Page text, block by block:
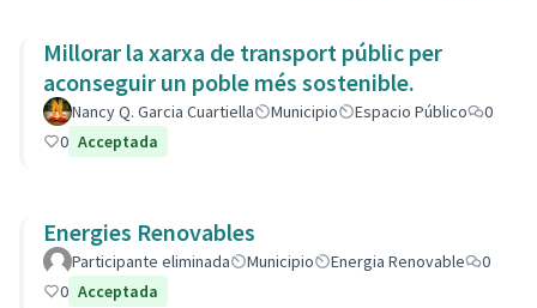
Millorar la xarxa de transport públic per
aconseguir un poble més sostenible.
Nancy Q. Garcia Cuartiella Municipio Espacio Público
0
0 Acceptada
Energies Renovables
Participante eliminada Municipio Energia Renovable
0
0 Acceptada